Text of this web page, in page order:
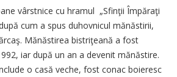
vârstnice cu hramul „Sfinţii Împăraţi
cum a spus duhovnicul mănăstirii,
Mănăstirea bistriţeană a fost
iar după un an a devenit mănăstire.
o casă veche, fost conac boieresc